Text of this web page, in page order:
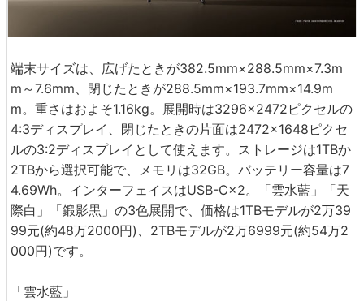
端末サイズは、広げたときが382.5mm×288.5mm×7.3m
m～7.6mm、閉じたときが288.5mm×193.7mm×14.9m
m。重さはおよそ1.16kg。展開時は3296×2472ピクセルの
4:3ディスプレイ、閉じたときの片面は2472×1648ピクセ
ルの3:2ディスプレイとして使えます。ストレージは1TBか
2TBから選択可能で、メモリは32GB。バッテリー容量は7
4.69Wh。インターフェイスはUSB-C×2。「雲水藍」「天
際白」「鍛影黒」の3色展開で、価格は1TBモデルが2万39
99元(約48万2000円)、2TBモデルが2万6999元(約54万2
000円)です。
「雲水藍」